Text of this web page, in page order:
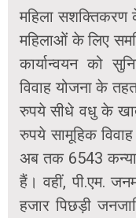
महिला सशक्तिकरण
महिलाओं के लिए
कार्यान्वयन को
विवाह योजना के
रुपये सीधे वधु के
रुपये सामूहिक
अब तक 6543 कन्या
हैं। वहीं, पी.एम.
हजार पिछड़ी